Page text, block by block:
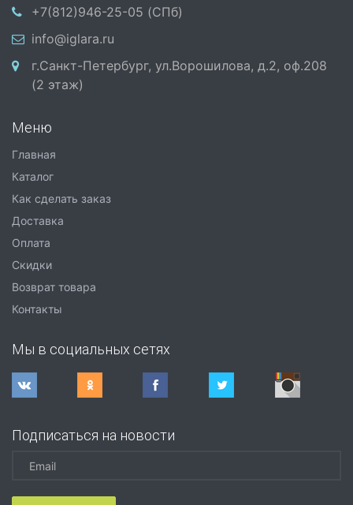
+7(812)946-25-05 (СПб)
info@iglara.ru
г.Санкт-Петербург, ул.Ворошилова, д.2, оф.208
(2 этаж)
Меню
Главная
Каталог
Как сделать заказ
Доставка
Оплата
Скидки
Возврат товара
Контакты
Мы в социальных сетях
Подписаться на новости